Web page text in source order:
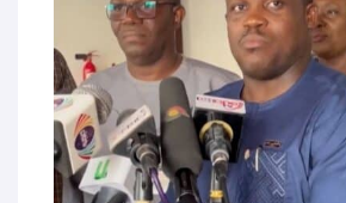
Hébergement solidaire